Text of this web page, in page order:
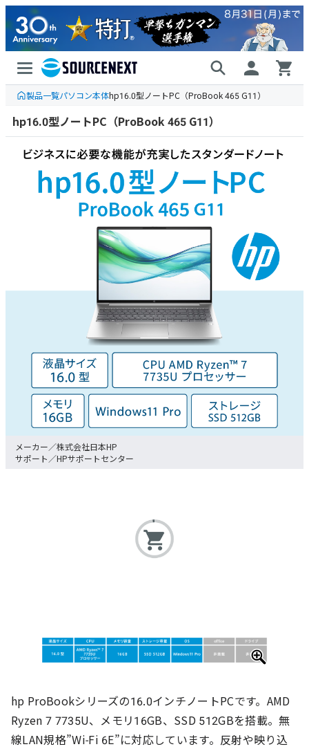
製品一覧パソコン本体hp16.0型ノートPC（ProBook 465 G11）
hp16.0型ノートPC（ProBook 465 G11）
株式会社日本HP
HPサポートセンター
hp ProBookシリーズの16.0インチノートPCです。AMD
Ryzen 7 7735U、メモリ16GB、SSD 512GBを搭載。無
線LAN規格”Wi-Fi 6E”に対応しています。反射や映り込